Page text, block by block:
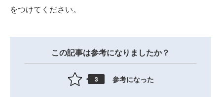
をつけてください。
この記事は参考になりましたか？
3 参考になった